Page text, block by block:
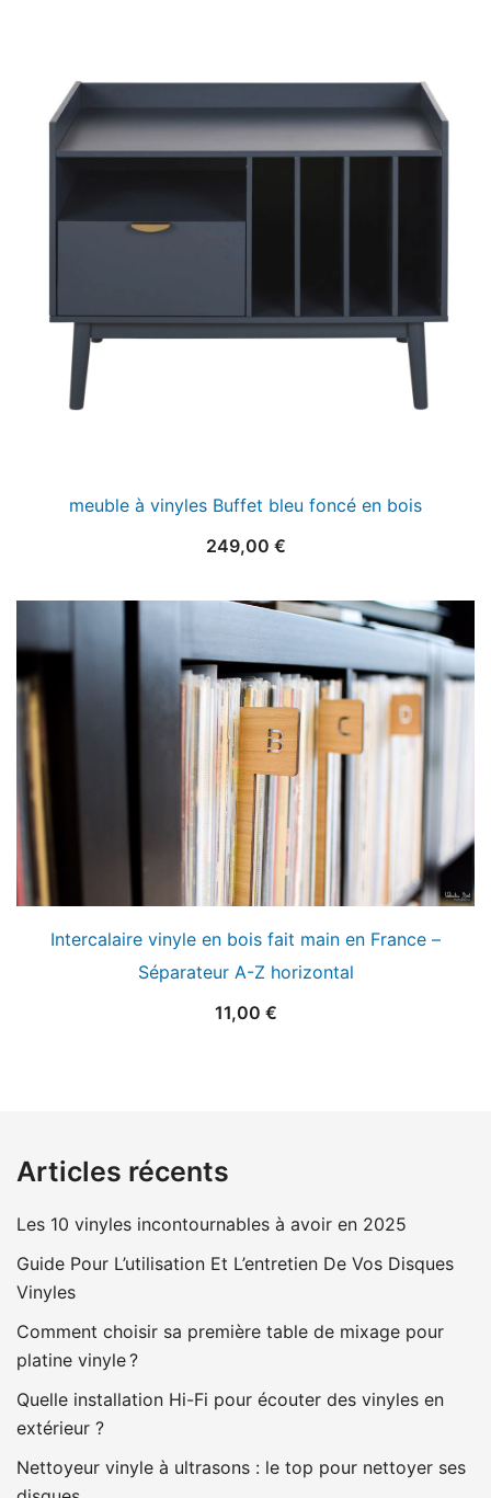
meuble à vinyles Buffet bleu foncé en bois
249,00 €
Intercalaire vinyle en bois fait main en France –
Séparateur A-Z horizontal
11,00 €
Articles récents
Les 10 vinyles incontournables à avoir en 2025
Guide Pour L’utilisation Et L’entretien De Vos Disques
Vinyles
Comment choisir sa première table de mixage pour
platine vinyle ?
Quelle installation Hi-Fi pour écouter des vinyles en
extérieur ?
Nettoyeur vinyle à ultrasons : le top pour nettoyer ses